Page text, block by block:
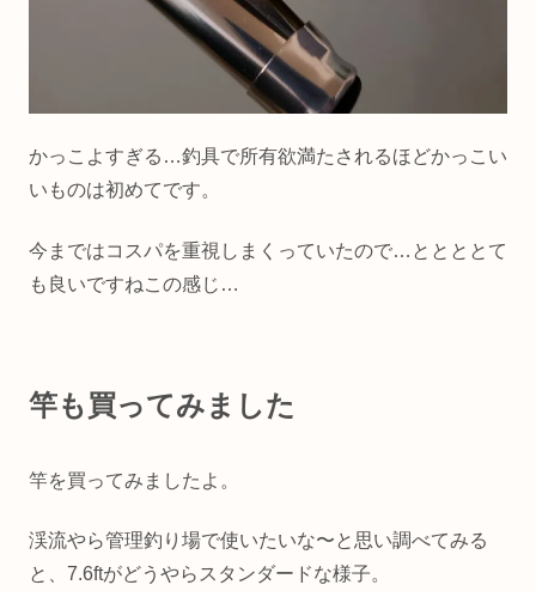
かっこよすぎる…釣具で所有欲満たされるほどかっこい
いものは初めてです。
今まではコスパを重視しまくっていたので…ととととて
も良いですねこの感じ…
竿も買ってみました
竿を買ってみましたよ。
渓流やら管理釣り場で使いたいな〜と思い調べてみる
と、7.6ftがどうやらスタンダードな様子。